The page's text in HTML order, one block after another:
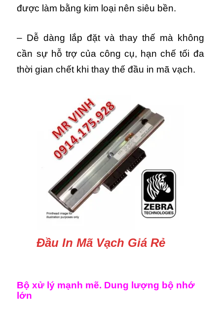
được làm bằng kim loại nên siêu bền.
– Dễ dàng lắp đặt và thay thế mà không
cần sự hỗ trợ của công cụ, hạn chế tối đa
thời gian chết khi thay thế đầu in mã vạch.
Đầu In Mã Vạch Giá Rẻ
Bộ xử lý mạnh mẽ. Dung lượng bộ nhớ
lớn